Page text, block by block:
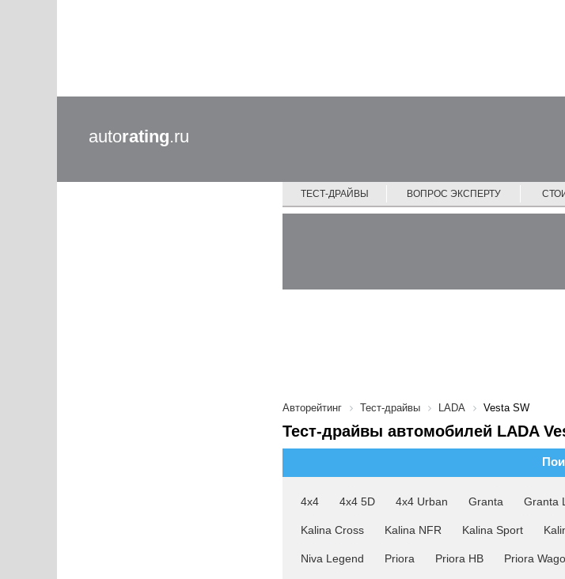
autorating.ru
ТЕСТ-ДРАЙВЫ ВОПРОС ЭКСПЕРТУ
Авторейтинг Тест-драйвы LADA Vesta SW
Тест-драйвы автомобилей LADA
4x4 4x4 5D 4x4 Urban Granta Granta
Kalina Cross Kalina NFR Kalina Sport
Niva Legend Priora Priora HB Priora